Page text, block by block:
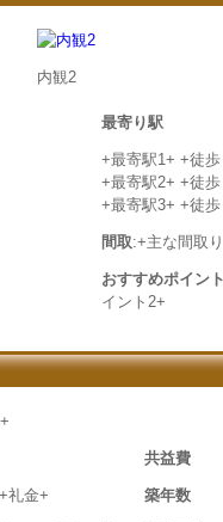
内観2
最寄り駅
+最寄駅1+ +徒
+最寄駅2+ +徒
+最寄駅3+ +徒
間取:+主な間取
おすすめポイン
イント2+
共益費
礼金+ 築年数